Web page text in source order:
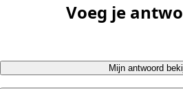
Voeg je
Mijn antwoord